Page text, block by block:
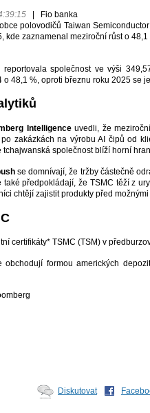
Fio banka
polovodičů Taiwan
kde zaznamenal meziroční růst o 48,1
reportovala společnost ve výši
o 48,1 %, oproti březnu roku 2025 se
Intelligenceuvedli, že
zakázkách na výrobu AI čipů od
tchajwanská společnost blíží horní
se domnívají, že tržby částečně
také předpokládají, že TSMC těží z
chtějí zajistit produkty před
certifikáty* TSMC (TSM) v
obchodují formou amerických
Diskutovat